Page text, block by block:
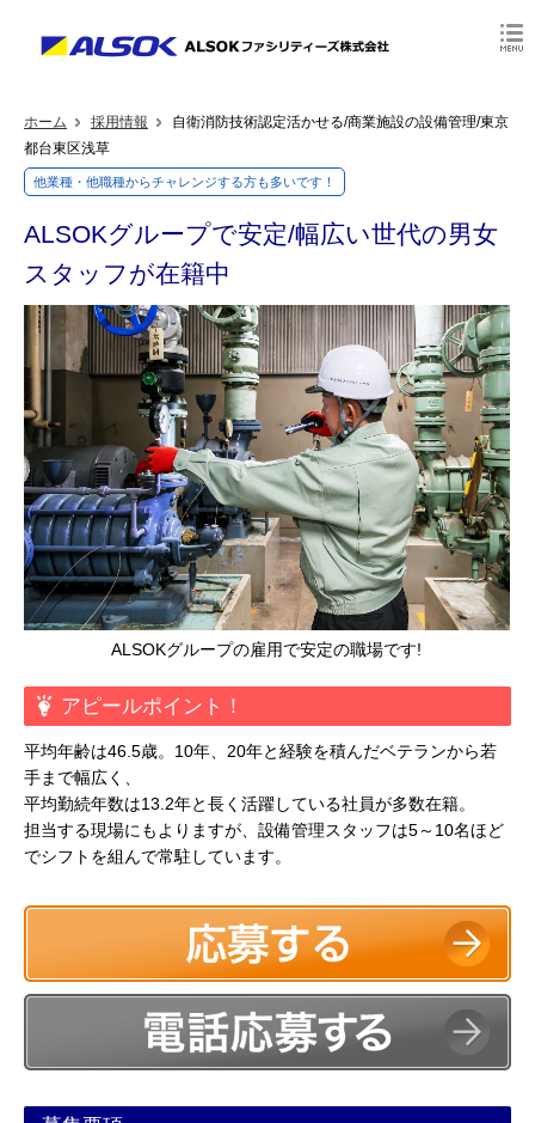
ホーム 採用情報
自衛消防技術認定活かせる/商業施設の設備管理/東京
都台東区浅草
他業種・他職種からチャレンジする方も多いです！
ALSOKグループで安定/幅広い世代の男女
スタッフが在籍中
ALSOKグループの雇用で安定の職場です!
アピールポイント！
平均年齢は46.5歳。10年、20年と経験を積んだベテランから若
手まで幅広く、
平均勤続年数は13.2年と長く活躍している社員が多数在籍。
担当する現場にもよりますが、設備管理スタッフは5～10名ほど
でシフトを組んで常駐しています。